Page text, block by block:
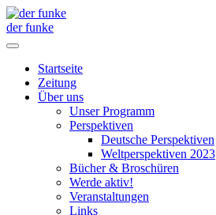
der funke
Startseite
Zeitung
Über uns
Unser Programm
Perspektiven
Deutsche Perspektiven
Weltperspektiven 2023
Bücher & Broschüren
Werde aktiv!
Veranstaltungen
Links